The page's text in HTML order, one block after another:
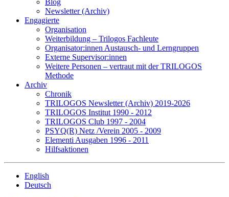
Newsletter (Archiv)
Engagierte
Organisation
Weiterbildung – Trilogos Fachleute
Organisator:innen Austausch- und Lerngruppen
Externe Supervisor:innen
Weitere Personen – vertraut mit der TRILOGOS
Methode
Archiv
Chronik
TRILOGOS Newsletter (Archiv) 2019-2026
TRILOGOS Institut 1990 - 2012
TRILOGOS Club 1997 - 2004
PSYQ(R) Netz /Verein 2005 - 2009
Elementi Ausgaben 1996 - 2011
Hilfsaktionen
English
Deutsch